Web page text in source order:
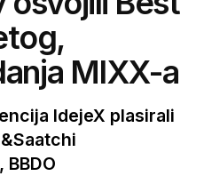
MIXX-a
IdejeX plasirali